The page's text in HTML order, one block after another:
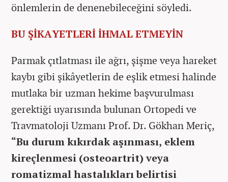
önlemlerin de denenebileceğini söyledi.
BU ŞİKAYETLERİ İHMAL ETMEYİN
Parmak çıtlatması ile ağrı, şişme veya hareket
kaybı gibi şikâyetlerin de eşlik etmesi halinde
mutlaka bir uzman hekime başvurulması
gerektiği uyarısında bulunan Ortopedi ve
Travmatoloji Uzmanı Prof. Dr. Gökhan Meriç,
“Bu durum kıkırdak aşınması, eklem
kireçlenmesi (osteoartrit) veya
romatizmal hastalıkları belirtisi